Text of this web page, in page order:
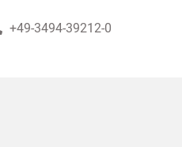
+49-3494-39212-0